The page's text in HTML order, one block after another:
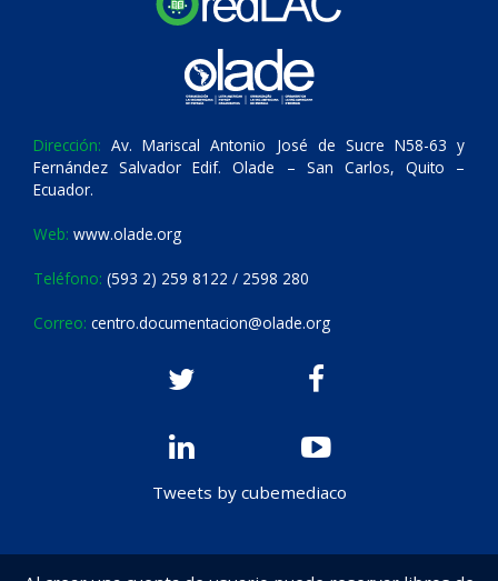
Dirección: Av. Mariscal Antonio José de Sucre N58-63 y
Fernández Salvador Edif. Olade – San Carlos, Quito –
Ecuador.
Web: www.olade.org
Teléfono: (593 2) 259 8122 / 2598 280
Correo: centro.documentacion@olade.org
Tweets by cubemediaco